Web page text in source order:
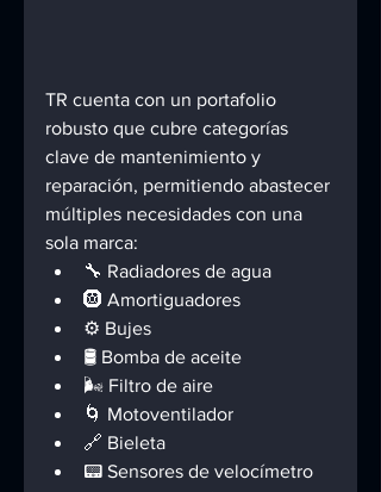
TR cuenta con un portafolio
robusto que cubre categorías
clave de mantenimiento y
reparación, permitiendo abastecer
múltiples necesidades con una
sola marca:
🔧 Radiadores de agua
🛞 Amortiguadores
⚙️ Bujes
🛢️ Bomba de aceite
🌬️ Filtro de aire
🌀 Motoventilador
🔗 Bieleta
📟 Sensores de velocímetro